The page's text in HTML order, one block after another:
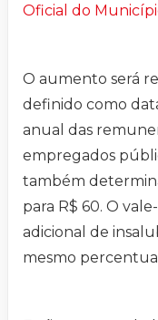
Oficial do
O aumento será
definido como
anual das
empregados
também
para R$ 60. O
adicional de
mesmo